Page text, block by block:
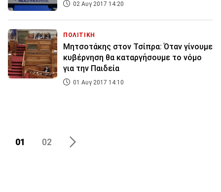
02 Αυγ 2017 14:20
ΠΟΛΙΤΙΚΗ
Μητσοτάκης στον Τσίπρα: Όταν γίνουμε
κυβέρνηση θα καταργήσουμε το νόμο
για την Παιδεία
01 Αυγ 2017 14:10
01 02